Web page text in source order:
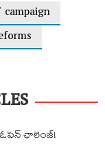
ఓపెన్ ఛాలెంజ్!